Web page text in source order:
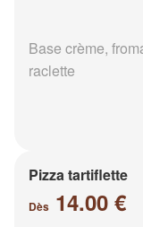
Base crème,
raclette
Pizza tartiflette
Dès 14.00 €